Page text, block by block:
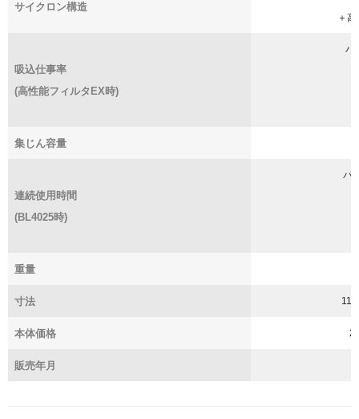
サイクロン構造
＋
吸込仕事率
(高性能フィルタEX時)
パ
集じん容量
連続使用時間
(BL4025時)
パ
重量
寸法
本体価格
販売年月